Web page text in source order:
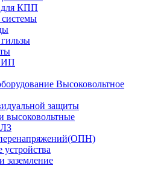
для КПП
Высоковольтное
защиты
высоковольтные
заземление